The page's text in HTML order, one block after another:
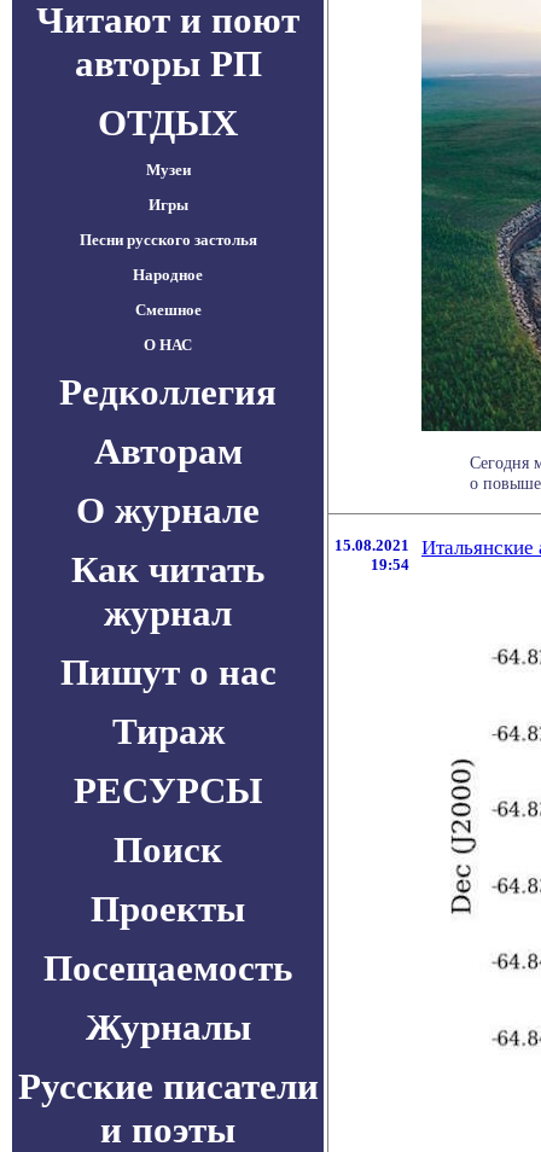
Читают и поют
авторы РП
ОТДЫХ
Музеи
Игры
Песни русского застолья
Народное
Смешное
О НАС
Редколлегия
Авторам
О журнале
Как читать
журнал
Пишут о нас
Тираж
РЕСУРСЫ
Поиск
Проекты
Посещаемость
Журналы
Русские писатели
и поэты
Сегодня
о
15.08.2021
19:54